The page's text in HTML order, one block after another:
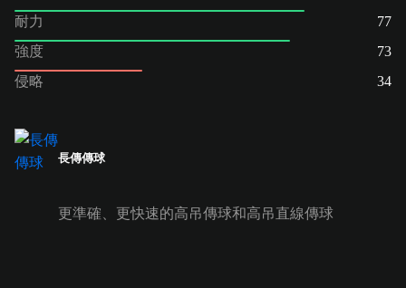
耐力
77
強度
73
侵略
34
長傳傳球
更準確、更快速的高吊傳球和高吊直線傳球